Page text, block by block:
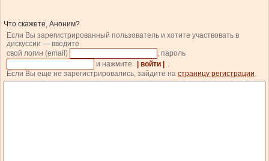
Что скажете, Аноним?
Если Вы зарегистрированный пользователь и хотите участвовать в
дискуссии — введите
свой логин (email)
, пароль
и нажмите
| войти |
.
Если Вы еще не зарегистрировались, зайдите на страницу регистрации.